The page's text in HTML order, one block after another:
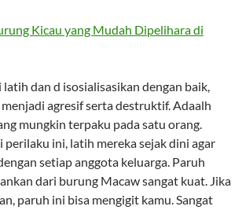
Kicau yang Mudah Dipelihara di
dan d isosialisasikan dengan baik,
agresif serta destruktif. Adaalh
mungkin terpaku pada satu orang.
ini, latih mereka sejak dini agar
setiap anggota keluarga. Paruh
dari burung Macaw sangat kuat. Jika
paruh ini bisa mengigit kamu. Sangat